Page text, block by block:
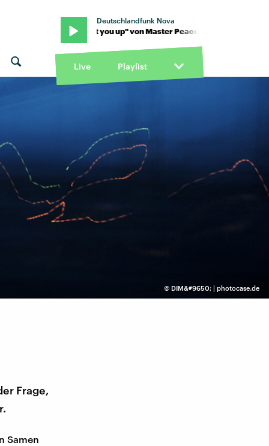
Deutschlandfunk Nova
· "Start you up" von Master Peace · "Start you up" von Master
Live Playlist
© DIM&#9650; | photocase.de
Frage,
Samen